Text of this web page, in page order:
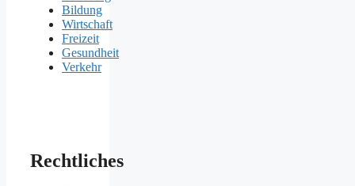
Bildung
Wirtschaft
Freizeit
Gesundheit
Verkehr
Rechtliches